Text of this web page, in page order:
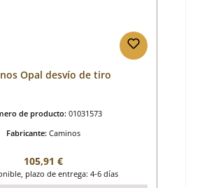
Opal desvío de tiro
de producto: 01031573
Fabricante: Caminos
Precio normal:
105,91 €
plazo de entrega: 4-6 días